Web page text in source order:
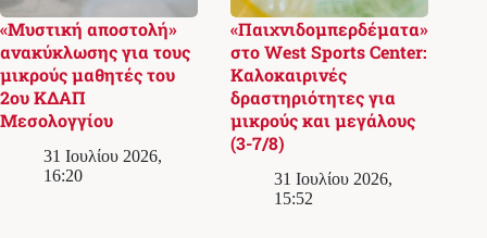
«Μυστική αποστολή»
ανακύκλωσης για τους
μικρούς μαθητές του
2ου ΚΔΑΠ
Μεσολογγίου
31 Ιουλίου 2026,
16:20
«Παιχνιδομπερδέματα»
στο West Sports Center:
Καλοκαιρινές
δραστηριότητες για
μικρούς και μεγάλους
(3-7/8)
31 Ιουλίου 2026,
15:52